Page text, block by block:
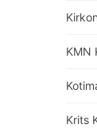
KMN
Krits